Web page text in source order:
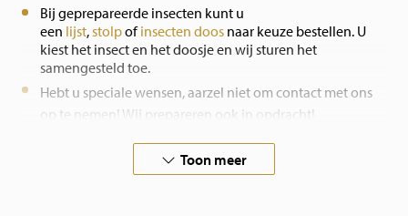
Bij geprepareerde insecten kunt u
een lijst,stolpofinsecten doos naar keuze bestellen. U
kiest het insect en het doosje en wij sturen het
samengesteld toe.
Hebt u speciale wensen, aarzel niet om contact met ons
op te nemen! Wij prepareren ook in opdracht!
Toon meer